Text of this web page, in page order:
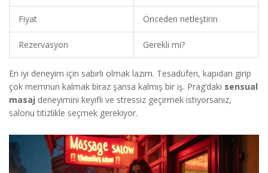
Fiyat Önceden netleştirin
Rezervasyon Gerekli mi?
En iyi deneyim için sabırlı olmak lazım. Tesadüfen, kapıdan girip
çok memnun kalmak biraz şansa kalmış bir iş. Prag’daki sensual
masaj deneyimini keyifli ve stressiz geçirmek istiyorsanız,
salonu titizlikle seçmek gerekiyor.